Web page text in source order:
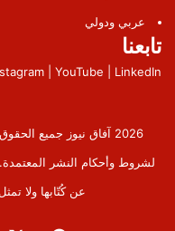
عربي ودولي
تابعنا
| YouTube | LinkedIn
2026 آفاق نيوز جميع
لشروط وأحكام النشر المعتمدة.
عن كُتّابها ولا